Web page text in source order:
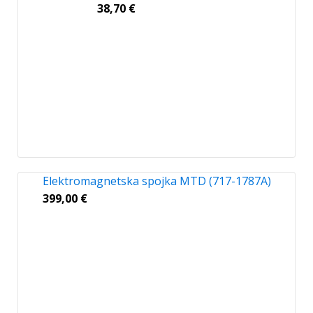
38,70 €
Elektromagnetska spojka MTD (717-1787A)
399,00 €